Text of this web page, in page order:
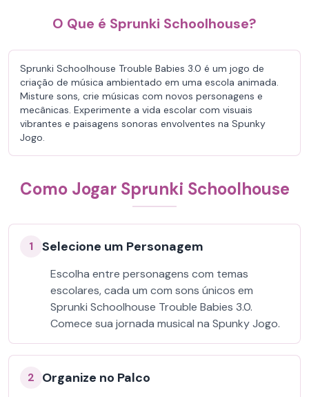
O Que é Sprunki Schoolhouse?
Sprunki Schoolhouse Trouble Babies 3.0 é um jogo de
criação de música ambientado em uma escola animada.
Misture sons, crie músicas com novos personagens e
mecânicas. Experimente a vida escolar com visuais
vibrantes e paisagens sonoras envolventes na Spunky
Jogo.
Como Jogar Sprunki Schoolhouse
1 Selecione um Personagem
Escolha entre personagens com temas
escolares, cada um com sons únicos em
Sprunki Schoolhouse Trouble Babies 3.0.
Comece sua jornada musical na Spunky Jogo.
2 Organize no Palco